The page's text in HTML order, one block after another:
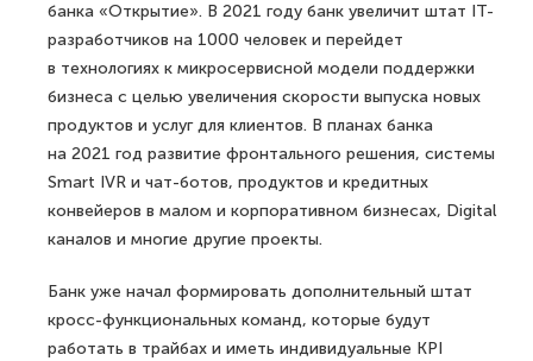
банка «Открытие». В 2021 году банк увеличит штат IT-
разработчиков на 1000 человек и перейдет
в технологиях к микросервисной модели поддержки
бизнеса c целью увеличения скорости выпуска новых
продуктов и услуг для клиентов. В планах банка
на 2021 год развитие фронтального решения, системы
Smart IVR и чат-ботов, продуктов и кредитных
конвейеров в малом и корпоративном бизнесах, Digital
каналов и многие другие проекты.
Банк уже начал формировать дополнительный штат
кросс-функциональных команд, которые будут
работать в трайбах и иметь индивидуальные KPI